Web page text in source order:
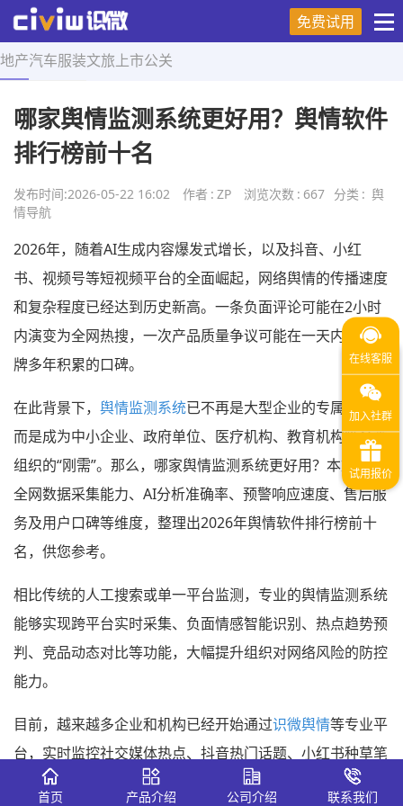
免费试用
地产汽车服装文旅 上市公关
首页 > 舆情导航 > 正文
哪家舆情监测系统更好用？舆情软件
排行榜前十名
发布时间:2026-05-22 16:02 作者 : ZP 浏览次数 : 667 分类 : 舆
情导航
2026年，随着AI生成内容爆发式增长，以及抖音、小红
书、视频号等短视频平台的全面崛起，网络舆情的传播速度
和复杂程度已经达到历史新高。一条负面评论可能在2小时
内演变为全网热搜，一次产品质量争议可能在一天内影响品
牌多年积累的口碑。
在此背景下， 舆情监测系统已不再是大型企业的专属工具，
而是成为中小企业、政府单位、医疗机构、教育机构等各类
组织的“刚需”。那么，哪家舆情监测系统更好用？本文基于
全网数据采集能力、AI分析准确率、预警响应速度、售后服
务及用户口碑等维度，整理出2026年舆情软件排行榜前十
名，供您参考。
相比传统的人工搜索或单一平台监测，专业的舆情监测系统
能够实现跨平台实时采集、负面情感智能识别、热点趋势预
判、竞品动态对比等功能，大幅提升组织对网络风险的防控
能力。
目前，越来越多企业和机构已经开始通过识微舆情等专业平
台，实时监控社交媒体热点、抖音热门话题、小红书种草笔
记以及各大新闻网站的舆情动态。
首页 产品介绍 公司介绍 联系我们